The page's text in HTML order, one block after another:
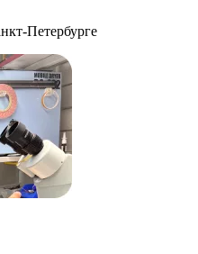
Петербурге